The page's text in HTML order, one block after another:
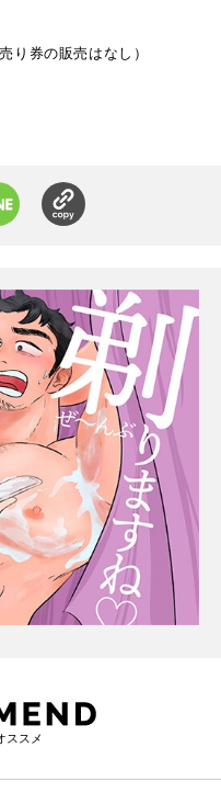
り券の販売はなし）
ススメ